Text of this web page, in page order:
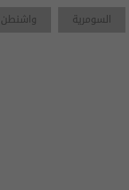
السومرية
واشنطن